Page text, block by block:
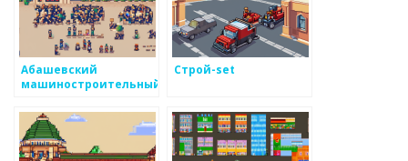
Абашевский
машиностроительный
Строй-set